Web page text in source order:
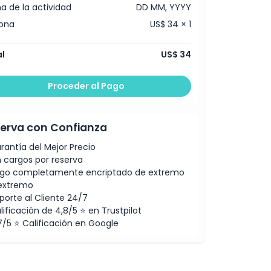
de la actividad
DD MM, YYYY
US$ 34 × 1
US$ 34
Proceder al Pago
con Confianza
del Mejor Precio
cargos por reserva
completamente encriptado de extremo
al Cliente 24/7
de 4,8/5 ⭐ en Trustpilot
5 ⭐ Calificación en Google